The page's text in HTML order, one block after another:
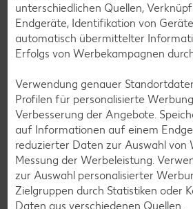
Laktoseintoleranz muss dich
denn es geht auch ohne. Unsere
bringen Vielfalt auf den Tisch – für
Genießer, für die Lunchbox oder das
Rezepte
unterschiedlichen Quellen,
Endgeräte, Identifikation von
automatisch übermittelter
Erfolgs von Werbekampagnen
Verwendung genauer
Profilen für personalisierte
Verbesserung der Angebote.
auf Informationen auf einem
reduzierter Daten zur Auswahl von
Messung der Werbeleistung.
zur Auswahl personalisierter
Zielgruppen durch Statistiken oder
Daten aus verschiedenen Quellen.